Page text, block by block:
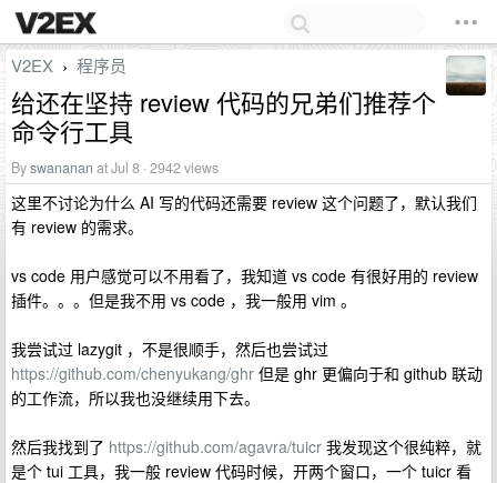
V2EX › 程序员
给还在坚持 review 代码的兄弟们推荐个
命令行工具
Byswananan at Jul 8 · 2942 views
这里不讨论为什么 AI 写的代码还需要 review 这个问题了，默认我们
有 review 的需求。
vs code 用户感觉可以不用看了，我知道 vs code 有很好用的 review
插件。。。但是我不用 vs code ，我一般用 vim 。
我尝试过 lazygit ，不是很顺手，然后也尝试过
https://github.com/chenyukang/ghr 但是 ghr 更偏向于和 github 联动
的工作流，所以我也没继续用下去。
然后我找到了 https://github.com/agavra/tuicr 我发现这个很纯粹，就
是个 tui 工具，我一般 review 代码时候，开两个窗口，一个 tuicr 看